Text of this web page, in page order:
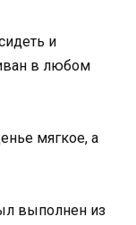
и
в любом
мягкое, а
выполнен из